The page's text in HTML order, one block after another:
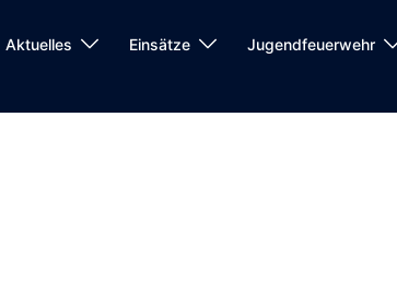
Aktuelles Einsätze Jugendfeuerwehr